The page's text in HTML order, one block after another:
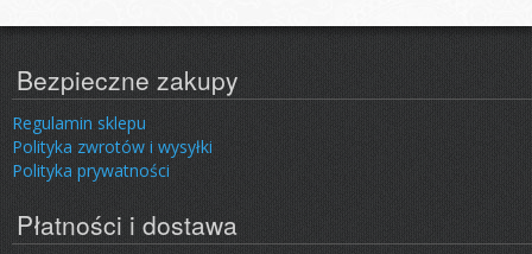
Bezpieczne zakupy
Regulamin sklepu
Polityka zwrotów i wysyłki
Polityka prywatności
Płatności i dostawa